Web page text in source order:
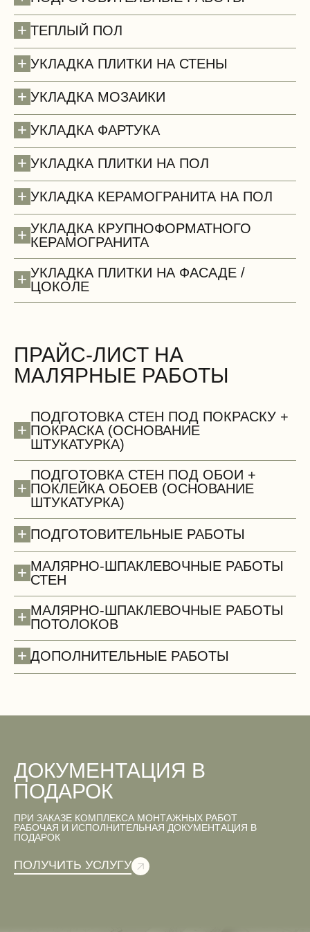
Двери
Сантехнические работы (демонтаж)
Вентиляционные работы (демонтаж)
+ ТЕПЛЫЙ ПОЛ
+ УКЛАДКА ПЛИТКИ НА СТЕНЫ
+ УКЛАДКА МОЗАИКИ
+ УКЛАДКА ФАРТУКА
+ УКЛАДКА ПЛИТКИ НА ПОЛ
+ УКЛАДКА КЕРАМОГРАНИТА НА ПОЛ
+ УКЛАДКА КРУПНОФОРМАТНОГО
КЕРАМОГРАНИТА
+ УКЛАДКА ПЛИТКИ НА ФАСАДЕ /
ЦОКОЛЕ
ПРАЙС-ЛИСТ НА
МАЛЯРНЫЕ РАБОТЫ
+
ПОДГОТОВКА СТЕН ПОД ПОКРАСКУ +
ПОКРАСКА (ОСНОВАНИЕ
ШТУКАТУРКА)
+
ПОДГОТОВКА СТЕН ПОД ОБОИ +
ПОКЛЕЙКА ОБОЕВ (ОСНОВАНИЕ
ШТУКАТУРКА)
+ ПОДГОТОВИТЕЛЬНЫЕ РАБОТЫ
+ МАЛЯРНО-ШПАКЛЕВОЧНЫЕ РАБОТЫ
СТЕН
+ МАЛЯРНО-ШПАКЛЕВОЧНЫЕ РАБОТЫ
ПОТОЛОКОВ
+ ДОПОЛНИТЕЛЬНЫЕ РАБОТЫ
ДОКУМЕНТАЦИЯ В
ПОДАРОК
ПРИ ЗАКАЗЕ КОМПЛЕКСА МОНТАЖНЫХ РАБОТ
РАБОЧАЯ И ИСПОЛНИТЕЛЬНАЯ ДОКУМЕНТАЦИЯ В
ПОДАРОК
ПОЛУЧИТЬ УСЛУГУ